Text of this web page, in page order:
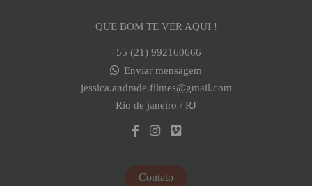
QUE BOM TE VER AQUI !
+55 (21) 992160666
Enviar mensagem
jessica.andrade.filmes@gmail.com
Rio de janeiro / RJ
Contato